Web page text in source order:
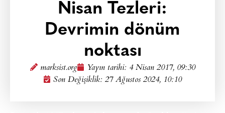
Nisan Tezleri:
Devrimin dönüm
noktası
marksist.org Yayın tarihi: 4 Nisan 2017, 09:30
Son Değişiklik: 27 Ağustos 2024, 10:10